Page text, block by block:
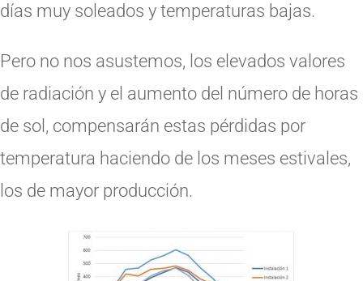
días muy soleados y temperaturas bajas.
Pero no nos asustemos, los elevados valores
de radiación y el aumento del número de horas
de sol, compensarán estas pérdidas por
temperatura haciendo de los meses estivales,
los de mayor producción.